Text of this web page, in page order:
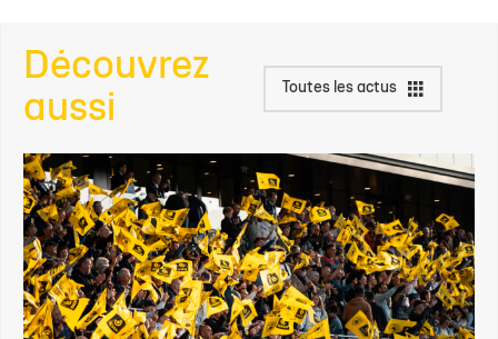
Découvrez
aussi
Toutes les actus